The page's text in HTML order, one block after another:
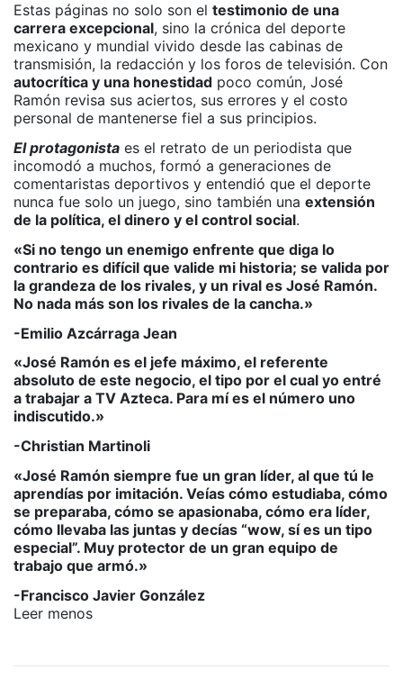
Estas páginas no solo son el testimonio de una
carrera excepcional, sino la crónica del deporte
mexicano y mundial vivido desde las cabinas de
transmisión, la redacción y los foros de televisión. Con
autocrítica y una honestidad poco común, José
Ramón revisa sus aciertos, sus errores y el costo
personal de mantenerse fiel a sus principios.
El protagonista es el retrato de un periodista que
incomodó a muchos, formó a generaciones de
comentaristas deportivos y entendió que el deporte
nunca fue solo un juego, sino también una extensión
de la política, el dinero y el control social.
«Si no tengo un enemigo enfrente que diga lo
contrario es difícil que valide mi historia; se valida por
la grandeza de los rivales, y un rival es José Ramón.
No nada más son los rivales de la cancha.»
-Emilio Azcárraga Jean
«José Ramón es el jefe máximo, el referente
absoluto de este negocio, el tipo por el cual yo entré
a trabajar a TV Azteca. Para mí es el número uno
indiscutido.»
-Christian Martinoli
«José Ramón siempre fue un gran líder, al que tú le
aprendías por imitación. Veías cómo estudiaba, cómo
se preparaba, cómo se apasionaba, cómo era líder,
cómo llevaba las juntas y decías “wow, sí es un tipo
especial”. Muy protector de un gran equipo de
trabajo que armó.»
-Francisco Javier González
Leer menos